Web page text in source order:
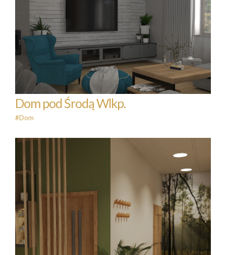
Dom pod Środą Wlkp.
#Dom
Dom pod Środą Wlkp.
#Dom
Strefa Zdrowia-Fizjoterapia
Fizjomed Środa Wlkp.